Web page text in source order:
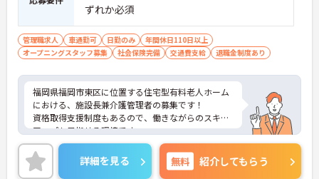
ずれか必須
管理職求人 車通勤可 日勤のみ
年間休日110日以上
オープニングスタッフ募集
社会保険完備 交通費支給 退職金制度あり
福岡県福岡市東区に位置する住宅型有料老人ホーム
における、施設長兼介護管理者の募集です！
資格取得支援制度もあるので、働きながらのスキル
アップも目指せる環境です。
ご興味ある方には、面接対策ポイントなど、さらに
詳細をお話しいたしますのでお気軽にご相談くださ
い。
詳細を見る 無料 紹介してもらう